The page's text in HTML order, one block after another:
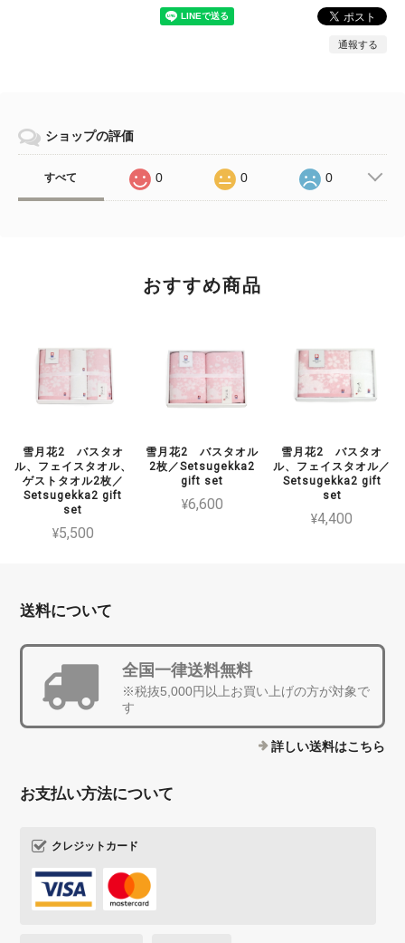
通報する
ショップの評価
すべて 0 0 0
おすすめ商品
雪月花2 バスタオ
ル、フェイスタオル、
ゲストタオル2枚／
Setsugekka2 gift
set
¥5,500
雪月花2 バスタオル
2枚／Setsugekka2
gift set
¥6,600
雪月花2 バスタオ
ル、フェイスタオル／
Setsugekka2 gift
set
¥4,400
送料について
全国一律送料無料
※税抜5,000円以上お買い上げの方が対象で
す
詳しい送料はこちら
お支払い方法について
クレジットカード